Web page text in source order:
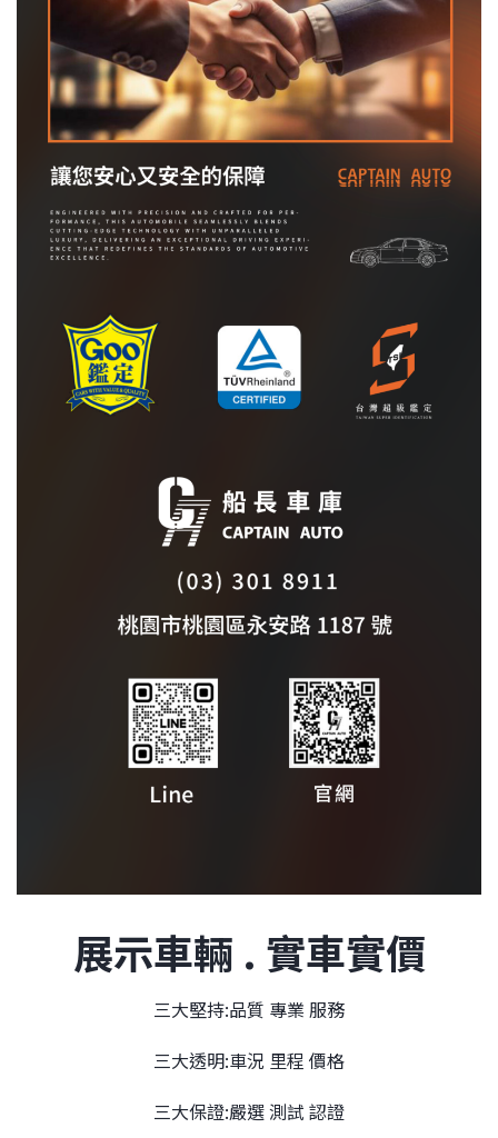
展示車輛 . 實車實價
三大堅持:品質 專業 服務
三大透明:車況 里程 價格
三大保證:嚴選 測試 認證